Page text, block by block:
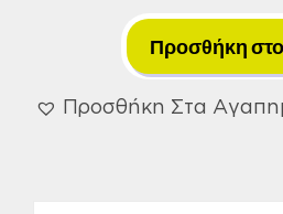
Προσθήκη στο
Προσθήκη Στα